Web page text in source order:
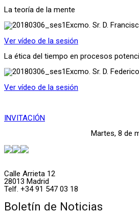
La teoría de la mente
Excmo. Sr. D.
Ver vídeo de la sesión
La ética del tiempo en procesos
Excmo. Sr. D.
Ver vídeo de la sesión
INVITACIÓN
Martes, 8 de
Calle Arrieta 12
28013 Madrid
Telf. +34 91 547 03 18
Boletín de Noticias